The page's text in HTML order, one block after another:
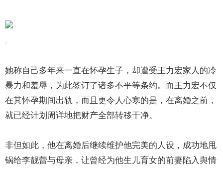
她称自己多年来一直在怀孕生子，却遭受王力宏家人的冷
暴力和羞辱，为此签订了诸多不平等条约。而王力宏不仅
在其怀孕期间出轨，而且更令人心寒的是，在离婚之前，
就已经计划周详地把财产全部转移干净。
非但如此，他在离婚后继续维护他完美的人设，成功地甩
锅给李靓蕾与母亲，让曾经为他生儿育女的前妻陷入舆情